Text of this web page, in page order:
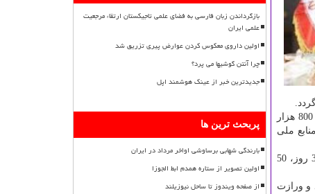
غضنفری خاطرنشان كرد: مسیر دوم استفاده از منابع ملی است كه در اینباره یك میلیون ماسك در استان قم توزیع شد و در این میان 800 هزار
را از منابع ملی
وی تصریح كرد: مجتمع بعثت برپایه قرارداد روزانه 800 دست لباس تولید می كند كه باید تولید خویش را به 1000 دست برساند و در 30 روز، 50
و ورازت
بازگرداندن زبان فارسی به فضای علمی تاجیکستان ارتقاء مرجعیت
علمی ایران
اولین داروی معکوس کردن عوارض پیری تزریق شد
چرا آنتن گوشیها می پرد؟
جدیدترین خبر از عینک هوشمند اپل
پربحث ترین ها
بارندگی شهابی برساوشی اواخر مرداد در ایران
اولین تصویر از ستاره همدم ابط الجوزا
از صفحه ویندوز تا ساحل نیوزیلند